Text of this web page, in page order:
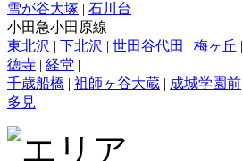
雪が谷大塚 | 石川台
小田急小田原線
東北沢 | 下北沢 | 世田谷代田 | 梅ヶ丘 |
徳寺 | 経堂 |
千歳船橋 | 祖師ヶ谷大蔵 | 成城学園前
多見